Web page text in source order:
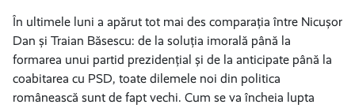
În ultimele luni a apărut tot mai des comparația între Nicușor
Dan și Traian Băsescu: de la soluția imorală până la
formarea unui partid prezidențial și de la anticipate până la
coabitarea cu PSD, toate dilemele noi din politica
românească sunt de fapt vechi. Cum se va încheia lupta